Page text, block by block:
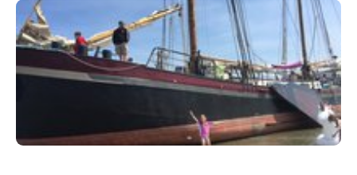
Alle Fotos ansehen